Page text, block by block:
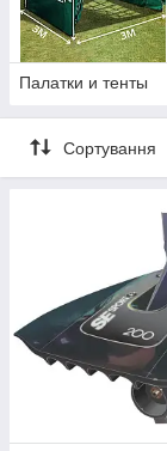
Палатки и тенты
Сортування